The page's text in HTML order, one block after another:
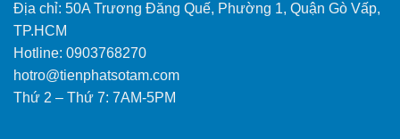
Địa chỉ: 50A Trương Đăng Quế, Phường 1, Quận Gò Vấp,
TP.HCM
Hotline: 0903768270
hotro@tienphatsotam.com
Thứ 2 – Thứ 7: 7AM-5PM